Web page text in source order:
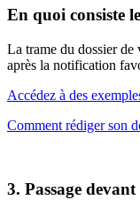
En quoi consiste
La trame du dossier
après la notification
Accédez à des
Comment rédiger son
3. Passage